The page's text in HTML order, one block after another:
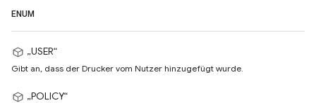
ENUM
„USER“
Gibt an, dass der Drucker vom Nutzer hinzugefügt wurde.
„POLICY“